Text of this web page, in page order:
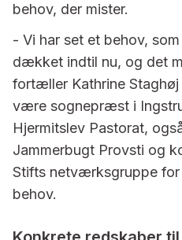
behov, der mister.
- Vi har set et behov,
dækket indtil nu, og det
fortæller Kathrine
være sognepræst i
Hjermitslev Pastorat,
Jammerbugt Provsti og
Stifts netværksgruppe
behov.